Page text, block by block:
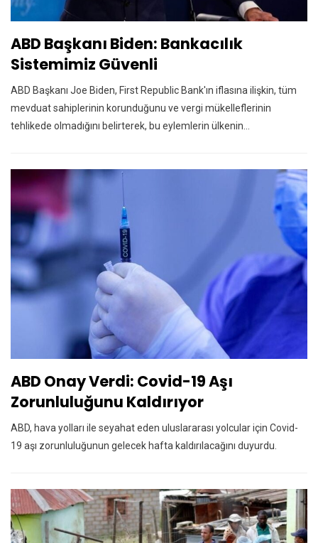
ABD Başkanı Biden: Bankacılık
Sistemimiz Güvenli
ABD Başkanı Joe Biden, First Republic Bank'ın iflasına ilişkin, tüm
mevduat sahiplerinin korunduğunu ve vergi mükelleflerinin
tehlikede olmadığını belirterek, bu eylemlerin ülkenin…
ABD Onay Verdi: Covid-19 Aşı
Zorunluluğunu Kaldırıyor
ABD, hava yolları ile seyahat eden uluslararası yolcular için Covid-
19 aşı zorunluluğunun gelecek hafta kaldırılacağını duyurdu.